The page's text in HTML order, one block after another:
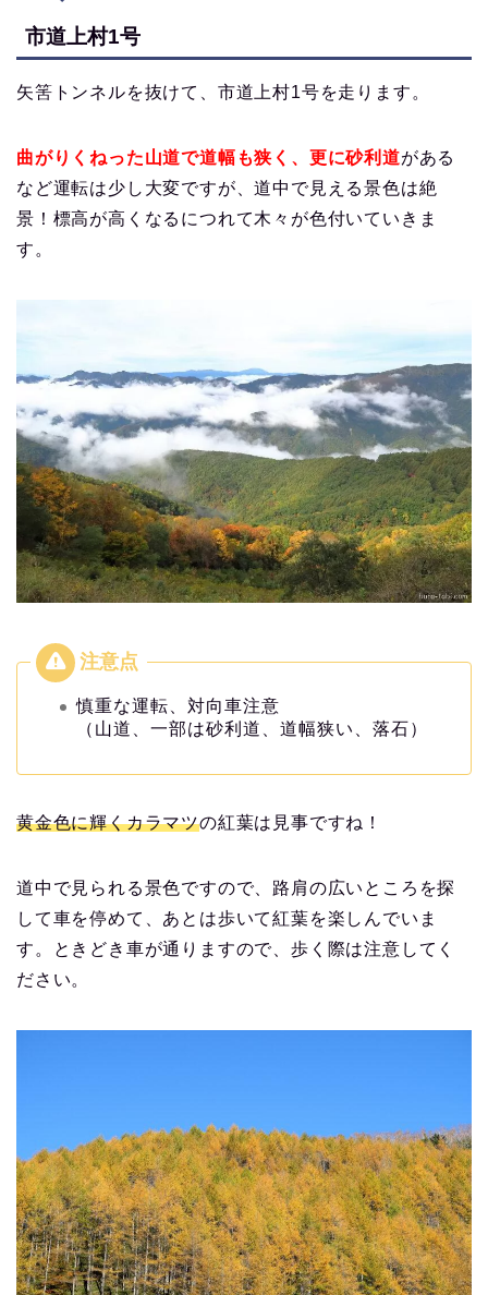
市道上村1号
矢筈トンネルを抜けて、市道上村1号を走ります。
曲がりくねった山道で道幅も狭く、更に砂利道がある
など運転は少し大変ですが、道中で見える景色は絶
景！標高が高くなるにつれて木々が色付いていきま
す。
慎重な運転、対向車注意
（山道、一部は砂利道、道幅狭い、落石）
黄金色に輝くカラマツの紅葉は見事ですね！
道中で見られる景色ですので、路肩の広いところを探
して車を停めて、あとは歩いて紅葉を楽しんでいま
す。ときどき車が通りますので、歩く際は注意してく
ださい。